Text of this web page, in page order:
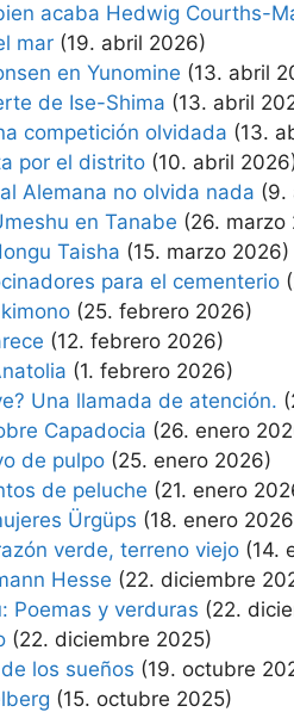
acaba Hedwig Courths-
mar (19. abril 2026)
en Yunomine (13. abril
de Ise-Shima (13. abril
competición olvidada (13.
por el distrito (10. abril
Alemana no olvida nada (9.
en Tanabe (26. marzo
Taisha (15. marzo 2026)
para el cementerio
(25. febrero 2026)
(12. febrero 2026)
(1. febrero 2026)
Una llamada de atención.
Capadocia (26. enero
de pulpo (25. enero 2026)
de peluche (21. enero
Ürgüps (18. enero
verde, terreno viejo (14.
Hesse (22. diciembre
Poemas y verduras (22.
(22. diciembre 2025)
los sueños (19. octubre
(15. octubre 2025)